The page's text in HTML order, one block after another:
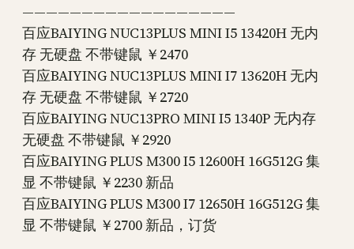
——————————————————
百应BAIYING NUC13PLUS MINI I5 13420H 无内
存 无硬盘 不带键鼠 ￥2470
百应BAIYING NUC13PLUS MINI I7 13620H 无内
存 无硬盘 不带键鼠 ￥2720
百应BAIYING NUC13PRO MINI I5 1340P 无内存
无硬盘 不带键鼠 ￥2920
百应BAIYING PLUS M300 I5 12600H 16G512G 集
显 不带键鼠 ￥2230 新品
百应BAIYING PLUS M300 I7 12650H 16G512G 集
显 不带键鼠 ￥2700 新品，订货